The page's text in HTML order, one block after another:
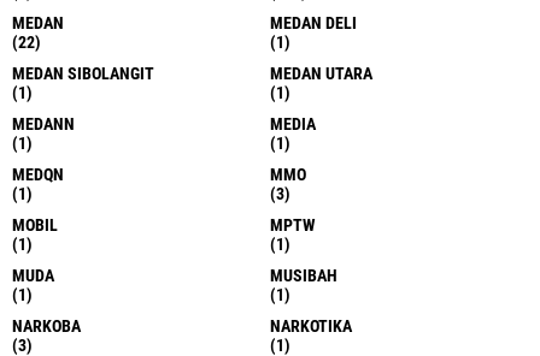
MEDAN
(22)
MEDAN DELI
(1)
MEDAN SIBOLANGIT
(1)
MEDAN UTARA
(1)
MEDANN
(1)
MEDIA
(1)
MEDQN
(1)
MMO
(3)
MOBIL
(1)
MPTW
(1)
MUDA
(1)
MUSIBAH
(1)
NARKOBA
(3)
NARKOTIKA
(1)